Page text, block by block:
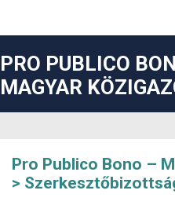
PRO PUBLICO
MAGYAR
Pro Publico Bono –